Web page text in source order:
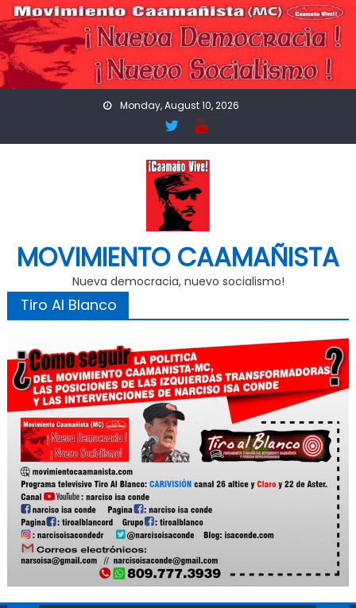
Skip
to
content
Monday, August 10, 2026
MOVIMIENTO CAAMAÑISTA
Nueva democracia, nuevo socialismo!
Tiro Al Blanco